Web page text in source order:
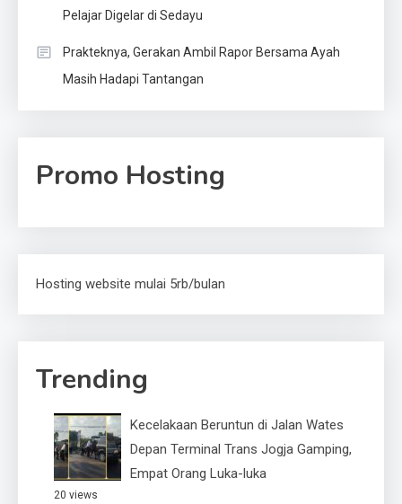
Pelajar Digelar di Sedayu
Prakteknya, Gerakan Ambil Rapor Bersama Ayah
Masih Hadapi Tantangan
Promo Hosting
Hosting website mulai 5rb/bulan
Trending
Kecelakaan Beruntun di Jalan Wates
Depan Terminal Trans Jogja Gamping,
Empat Orang Luka-luka
20 views